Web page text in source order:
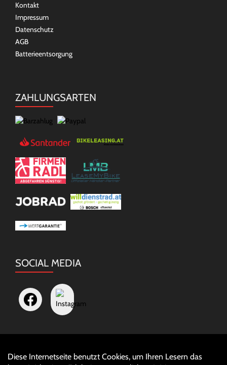
Kontakt
Impressum
Datenschutz
AGB
Batterieentsorgung
ZAHLUNGSARTEN
SOCIAL MEDIA
Diese Internetseite benutzt Cookies, um Ihren Lesern das
Auftrag widerrufen